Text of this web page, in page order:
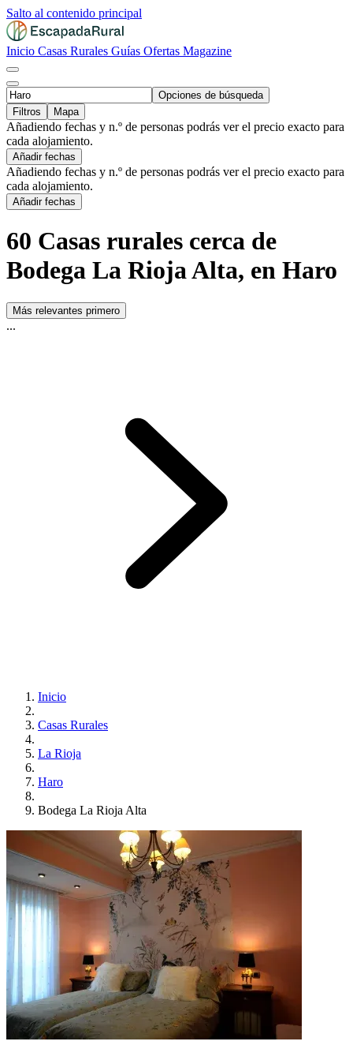
Salto al contenido principal
Inicio Casas Rurales Guías Ofertas Magazine
Opciones de búsqueda
Filtros
Mapa
Añadiendo fechas y n.º de personas podrás ver el precio exacto para
cada alojamiento.
Añadir fechas
Añadiendo fechas y n.º de personas podrás ver el precio exacto para
cada alojamiento.
Añadir fechas
60 Casas rurales cerca de
Bodega La Rioja Alta, en Haro
Más relevantes primero
...
Inicio
Casas Rurales
La Rioja
Haro
Bodega La Rioja Alta